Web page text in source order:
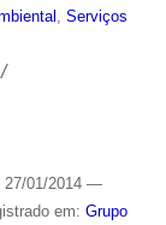
, Serviços
/
27/01/2014 —
em: Grupo